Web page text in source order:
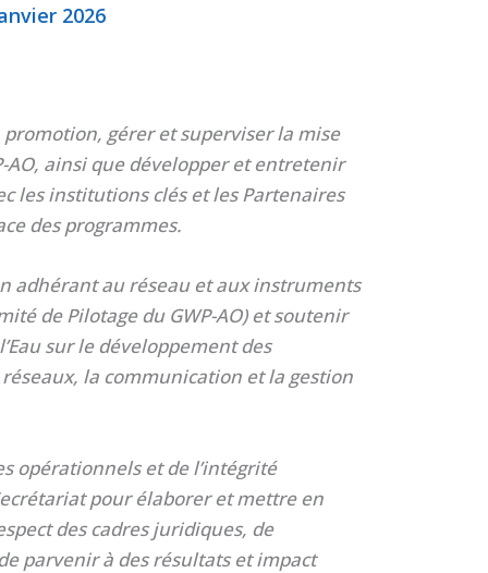
2026
gérer et superviser la mise
ainsi que développer et entretenir
les institutions clés et les Partenaires
des programmes.
adhérant au réseau et aux instruments
de Pilotage du GWP-AO) et soutenir
sur le développement des
la communication et la gestion
opérationnels et de l’intégrité
pour élaborer et mettre en
des cadres juridiques, de
parvenir à des résultats et impact